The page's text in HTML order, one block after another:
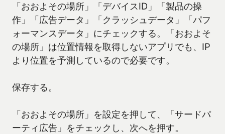
「おおよその場所」「デバイスID」「製品の操
作」「広告データ」「クラッシュデータ」「パフ
ォーマンスデータ」にチェックする。「おおよそ
の場所」は位置情報を取得しないアプリでも、IP
より位置を予測しているので必要です。
保存する。
「おおよその場所」を設定を押して、「サードパ
ーティ広告」をチェックし、次へを押す。